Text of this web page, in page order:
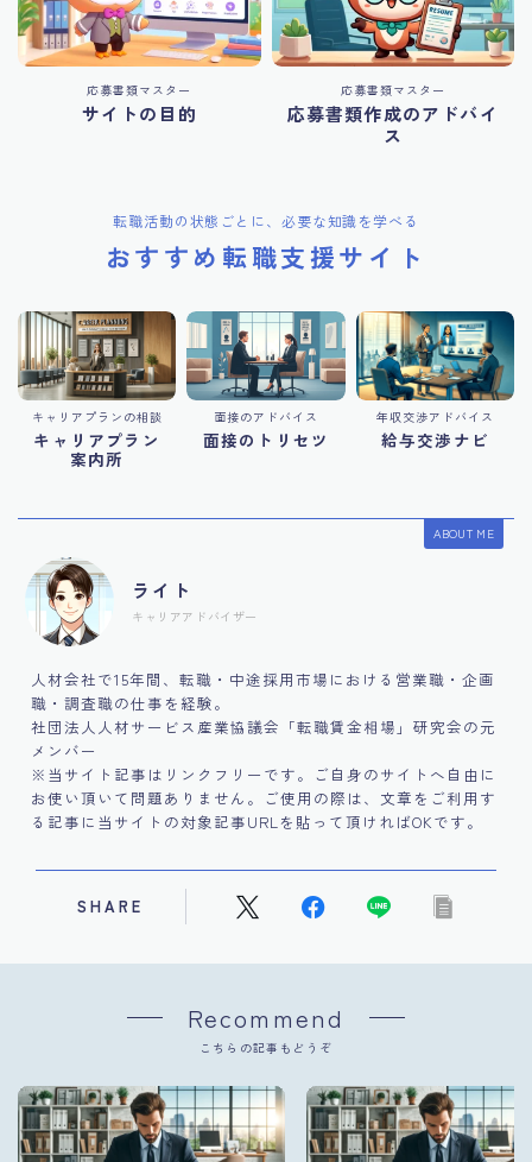
応募書類マスター
サイトの目的
応募書類マスター
応募書類作成のアドバイ
ス
転職活動の状態ごとに、必要な知識を学べる
おすすめ転職支援サイト
キャリアプランの相談
キャリアプラン
案内所
面接のアドバイス
面接のトリセツ
年収交渉アドバイス
給与交渉ナビ
ABOUT ME
ライト
キャリアアドバイザー
人材会社で15年間、転職・中途採用市場における営業職・企画
職・調査職の仕事を経験。
社団法人人材サービス産業協議会「転職賃金相場」研究会の元
メンバー
※当サイト記事はリンクフリーです。ご自身のサイトへ自由に
お使い頂いて問題ありません。ご使用の際は、文章をご利用す
る記事に当サイトの対象記事URLを貼って頂ければOKです。
SHARE
Recommend
こちらの記事もどうぞ